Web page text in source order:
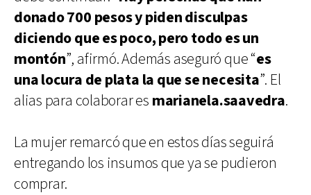
donado 700 pesos y piden disculpas
diciendo que es poco, pero todo es un
montón”, afirmó. Además aseguró que “es
una locura de plata la que se necesita”. El
alias para colaborar es marianela.saavedra.
La mujer remarcó que en estos días seguirá
entregando los insumos que ya se pudieron
comprar.